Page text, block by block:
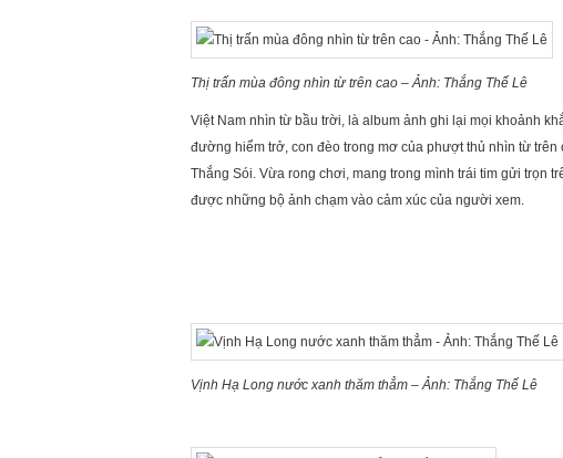
Thị trấn mùa đông nhìn từ trên cao – Ảnh: Thắng Thế Lê
Việt Nam nhìn từ bầu trời, là album ảnh ghi lại mọi khoảnh
đường hiểm trở, con đèo trong mơ của phượt thủ nhìn từ
Thắng Sói. Vừa rong chơi, mang trong mình trái tim gửi trọn
được những bộ ảnh chạm vào cảm xúc của người xem.
Vịnh Hạ Long nước xanh thăm thẳm – Ảnh: Thắng Thế Lê